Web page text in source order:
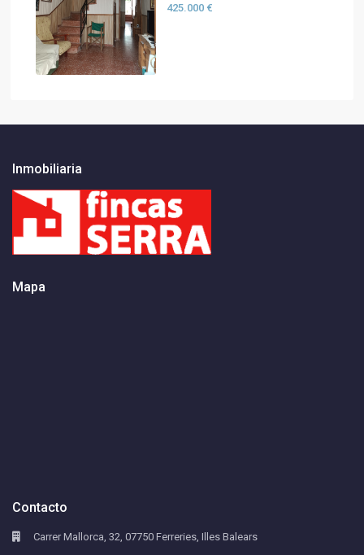
425.000 €
Inmobiliaria
Mapa
Contacto
Carrer Mallorca, 32, 07750 Ferreries, Illes Balears